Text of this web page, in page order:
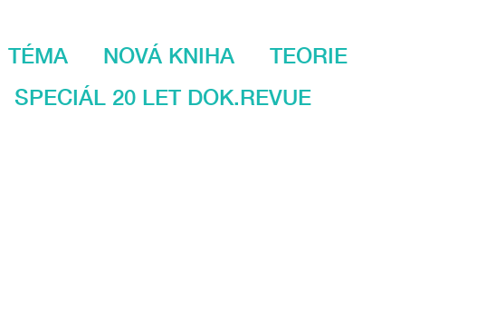
TÉMA NOVÁ KNIHA
TEORIE
SPECIÁL 20 LET DOK.REVUE